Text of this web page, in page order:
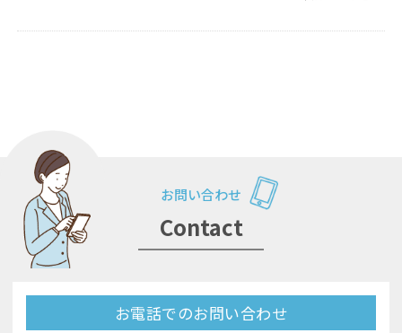
お問い合わせ
Contact
お電話でのお問い合わせ